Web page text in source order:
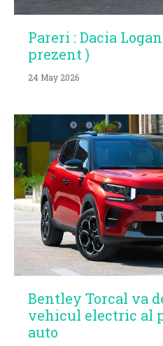
Pareri : Dacia
prezent )
24 May 2026
Bentley Torcal va
vehicul electric al
auto